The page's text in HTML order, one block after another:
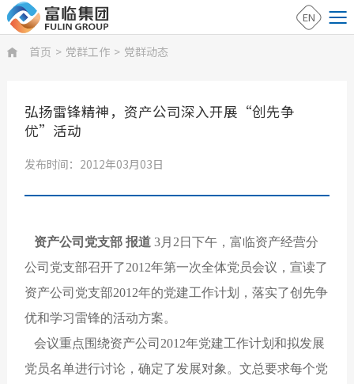
EN
 首页 > 党群工作 > 党群动态
弘扬雷锋精神，资产公司深入开展“创先争
优”活动
发布时间：2012年03月03日
资产公司党支部 报道 3月2日下午，富临资产经营分
公司党支部召开了2012年第一次全体党员会议，宣读了
资产公司党支部2012年的党建工作计划，落实了创先争
优和学习雷锋的活动方案。
会议重点围绕资产公司2012年党建工作计划和拟发展
党员名单进行讨论，确定了发展对象。文总要求每个党